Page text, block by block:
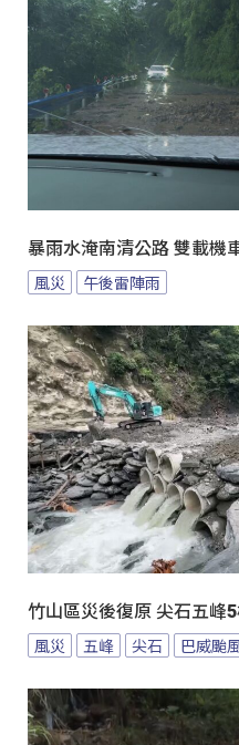
暴雨水淹南清公路 雙載機
風災 午後雷陣雨
竹山區災後復原 尖石五峰
風災 五峰 尖石 巴威颱